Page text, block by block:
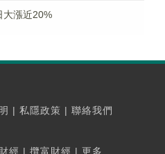
大漲近20%
| 私隱政策 | 聯絡我們
經 | 攬富財經 | 更多...